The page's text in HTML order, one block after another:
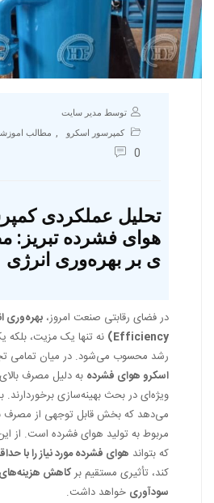
توسط مدیر سایت
کمپرسور اسکرو
, مطالب
0
تحلیل عملکردی
هوای فشرده تبریز:
ی بر بهره‌وری انرژی
در فضای رقابتی صنعت امروز،
Efficiency) نه تنها یک مزیت، بلکه
رشد محسوب می‌شود. در میان تمامی
اسکرو هوای فشرده به دلیل مصرف
ویژه‌ای در بحث بهینه‌سازی
مربوط به تولید هوای فشرده است. از
که بتواند هوای فشرده مورد نیاز را با
کند، تأثیری مستقیم برکاهش هزینه‌های
سودآوری خواهد داشت.